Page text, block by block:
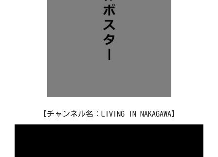
【チャンネル名：LIVING IN NAKAGAWA】